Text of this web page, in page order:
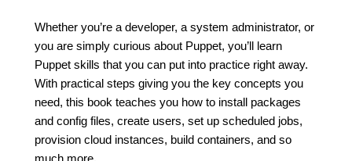
Whether you’re a developer, a system administrator, or
you are simply curious about Puppet, you’ll learn
Puppet skills that you can put into practice right away.
With practical steps giving you the key concepts you
need, this book teaches you how to install packages
and config files, create users, set up scheduled jobs,
provision cloud instances, build containers, and so
much more.